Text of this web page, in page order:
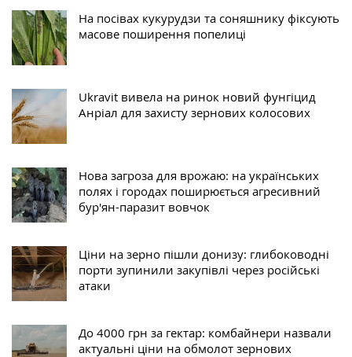
На посівах кукурудзи та соняшнику фіксують
масове поширення попелиці
Ukravit вивела на ринок новий фунгіцид
Анріал для захисту зернових колосових
Нова загроза для врожаю: на українських
полях і городах поширюється агресивний
бур'ян-паразит вовчок
Ціни на зерно пішли донизу: глибоководні
порти зупинили закупівлі через російські
атаки
До 4000 грн за гектар: комбайнери назвали
актуальні ціни на обмолот зернових